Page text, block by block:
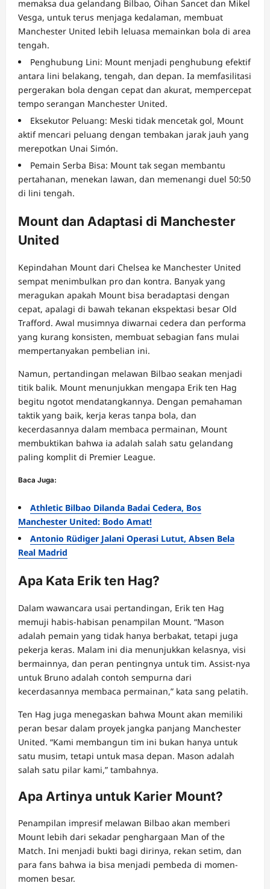
memaksa dua gelandang Bilbao, Oihan Sancet dan Mikel
Vesga, untuk terus menjaga kedalaman, membuat
Manchester United lebih leluasa memainkan bola di area
tengah.
Penghubung Lini: Mount menjadi penghubung efektif
antara lini belakang, tengah, dan depan. Ia memfasilitasi
pergerakan bola dengan cepat dan akurat, mempercepat
tempo serangan Manchester United.
Eksekutor Peluang: Meski tidak mencetak gol, Mount
aktif mencari peluang dengan tembakan jarak jauh yang
merepotkan Unai Simón.
Pemain Serba Bisa: Mount tak segan membantu
pertahanan, menekan lawan, dan memenangi duel 50:50
di lini tengah.
Mount dan Adaptasi di Manchester
United
Kepindahan Mount dari Chelsea ke Manchester United
sempat menimbulkan pro dan kontra. Banyak yang
meragukan apakah Mount bisa beradaptasi dengan
cepat, apalagi di bawah tekanan ekspektasi besar Old
Trafford. Awal musimnya diwarnai cedera dan performa
yang kurang konsisten, membuat sebagian fans mulai
mempertanyakan pembelian ini.
Namun, pertandingan melawan Bilbao seakan menjadi
titik balik. Mount menunjukkan mengapa Erik ten Hag
begitu ngotot mendatangkannya. Dengan pemahaman
taktik yang baik, kerja keras tanpa bola, dan
kecerdasannya dalam membaca permainan, Mount
membuktikan bahwa ia adalah salah satu gelandang
paling komplit di Premier League.
Baca Juga:
Athletic Bilbao Dilanda Badai Cedera, Bos
Manchester United: Bodo Amat!
Antonio Rüdiger Jalani Operasi Lutut, Absen Bela
Real Madrid
Apa Kata Erik ten Hag?
Dalam wawancara usai pertandingan, Erik ten Hag
memuji habis-habisan penampilan Mount. “Mason
adalah pemain yang tidak hanya berbakat, tetapi juga
pekerja keras. Malam ini dia menunjukkan kelasnya, visi
bermainnya, dan peran pentingnya untuk tim. Assist-nya
untuk Bruno adalah contoh sempurna dari
kecerdasannya membaca permainan,” kata sang pelatih.
Ten Hag juga menegaskan bahwa Mount akan memiliki
peran besar dalam proyek jangka panjang Manchester
United. “Kami membangun tim ini bukan hanya untuk
satu musim, tetapi untuk masa depan. Mason adalah
salah satu pilar kami,” tambahnya.
Apa Artinya untuk Karier Mount?
Penampilan impresif melawan Bilbao akan memberi
Mount lebih dari sekadar penghargaan Man of the
Match. Ini menjadi bukti bagi dirinya, rekan setim, dan
para fans bahwa ia bisa menjadi pembeda di momen-
momen besar.